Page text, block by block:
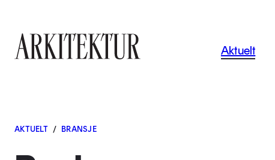
Aktuelt
AKTUELT / BRANSJE